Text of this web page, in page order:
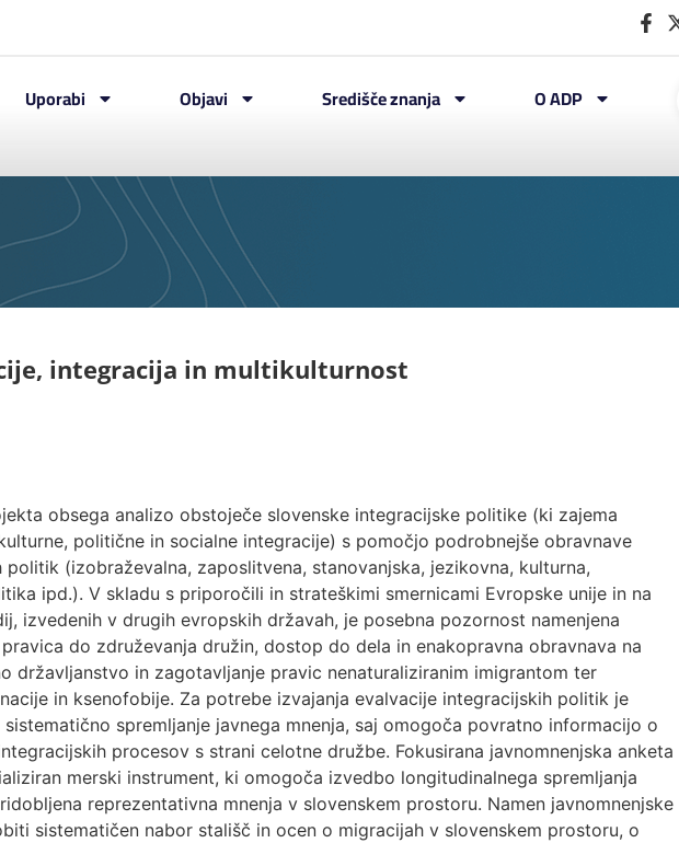
Uporabi Objavi Središče znanja O ADP
integracija in multikulturnost
obsega analizo obstoječe slovenske integracijske politike (ki zajema
politične in socialne integracije) s pomočjo podrobnejše obravnave
politik (izobraževalna, zaposlitvena, stanovanjska, jezikovna, kulturna,
ipd.). V skladu s priporočili in strateškimi smernicami Evropske unije in na
izvedenih v drugih evropskih državah, je posebna pozornost namenjena
do združevanja družin, dostop do dela in enakopravna obravnava na
državljanstvo in zagotavljanje pravic nenaturaliziranim imigrantom ter
in ksenofobije. Za potrebe izvajanja evalvacije integracijskih politik je
spremljanje javnega mnenja, saj omogoča povratno informacijo o
procesov s strani celotne družbe. Fokusirana javnomnenjska anketa
merski instrument, ki omogoča izvedbo longitudinalnega spremljanja
reprezentativna mnenja v slovenskem prostoru. Namen javnomnenjske
sistematičen nabor stališč in ocen o migracijah v slovenskem prostoru, o